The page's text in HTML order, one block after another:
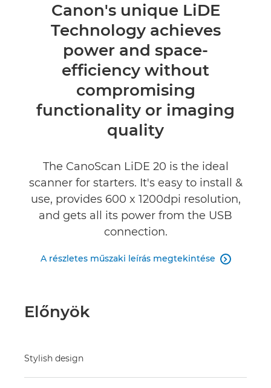
Műszaki adatok
Canon's unique LiDE
Technology achieves
power and space-
efficiency without
compromising
functionality or imaging
quality
The CanoScan LiDE 20 is the ideal
scanner for starters. It's easy to install &
use, provides 600 x 1200dpi resolution,
and gets all its power from the USB
connection.
A részletes műszaki leírás megtekintése 
Előnyök
Stylish design